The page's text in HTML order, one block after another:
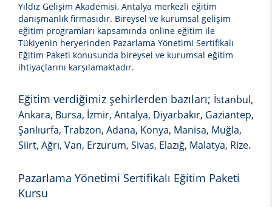
Yıldız Gelişim Akademisi, Antalya merkezli eğitim
danışmanlık firmasıdır. Bireysel ve kurumsal gelişim
eğitim programları kapsamında online eğitim ile
Tükiyenin heryerinden Pazarlama Yönetimi Sertifikalı
Eğitim Paketi konusunda bireysel ve kurumsal eğitim
ihtiyaçlarını karşılamaktadır.
Eğitim verdiğimiz şehirlerden bazıları; İstanbul,
Ankara, Bursa, İzmir, Antalya, Diyarbakır, Gaziantep,
Şanlıurfa, Trabzon, Adana, Konya, Manisa, Muğla,
Siirt, Ağrı, Van, Erzurum, Sivas, Elazığ, Malatya, Rize.
Pazarlama Yönetimi Sertifikalı Eğitim Paketi
Kursu